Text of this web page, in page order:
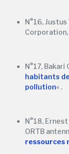
N°16,
Corporation,
N°17,
habitants
pollution« .
N°18,
ORTB
ressources